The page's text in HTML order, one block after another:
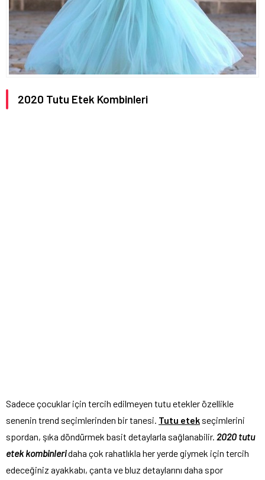
2020 Tutu Etek Kombinleri
Sadece çocuklar için tercih edilmeyen tutu etekler özellikle
senenin trend seçimlerinden bir tanesi. Tutu etek seçimlerini
spordan, şıka döndürmek basit detaylarla sağlanabilir. 2020 tutu
etek kombinleridaha çok rahatlıkla her yerde giymek için tercih
edeceğiniz ayakkabı, çanta ve bluz detaylarını daha spor